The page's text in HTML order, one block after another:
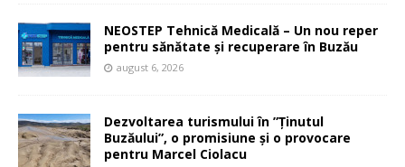
NEOSTEP Tehnică Medicală – Un nou reper
pentru sănătate și recuperare în Buzău
august 6, 2026
Dezvoltarea turismului în ”Ținutul
Buzăului”, o promisiune și o provocare
pentru Marcel Ciolacu